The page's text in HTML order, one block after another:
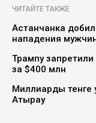
ЧИТАЙТЕ ТАКЖЕ
Астанчанка
нападения
Трампу
за $400 млн
Миллиарды тенге
Атырау